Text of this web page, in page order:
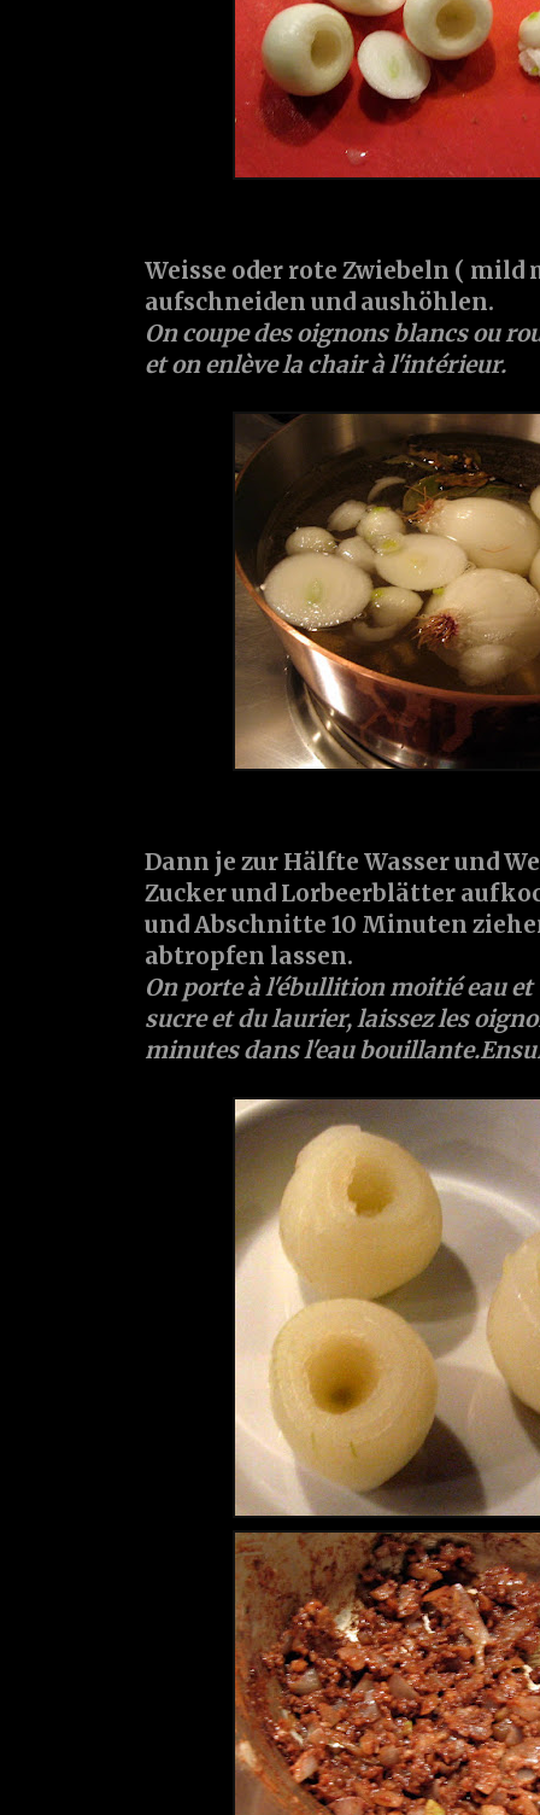
Weisse oder rote Zwiebeln ( mild
aufschneiden und aushöhlen.
On coupe desoignons blancs ou
et on enlève la chair à l'intérieur.
Dann je zur Hälfte Wasserund
Zuckerund Lorbeerblätter
und Abschnitte 10 Minuten
abtropfen lassen.
On porte à l'ébullition moitiéeauet
sucreet dulaurier, laissez les
minutes dans l'eau